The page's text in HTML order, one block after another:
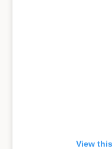
View